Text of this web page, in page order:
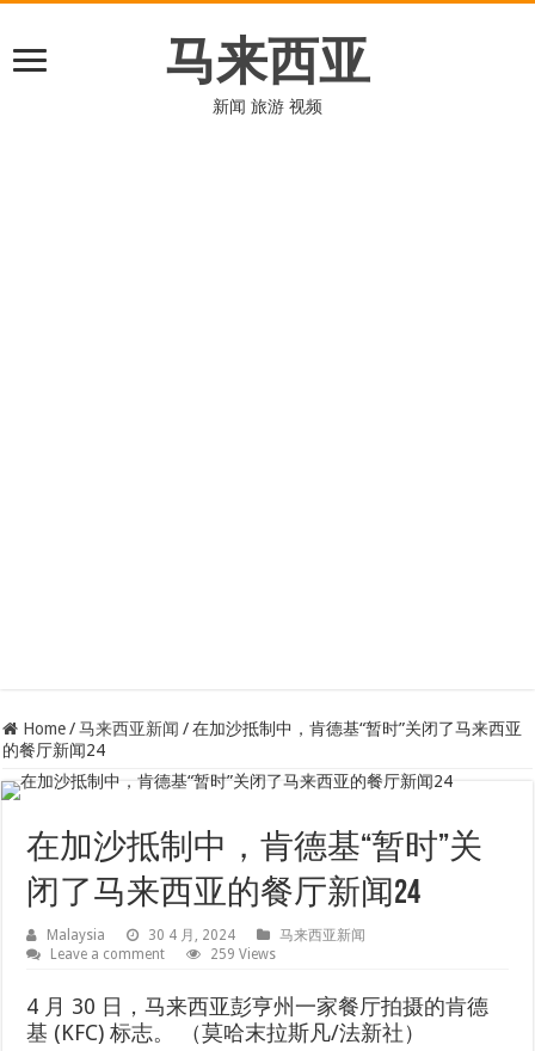
马来西亚
新闻 旅游 视频
Home / 马来西亚新闻 / 在加沙抵制中，肯德基“暂时”关闭了马来西亚
的餐厅新闻24
在加沙抵制中，肯德基“暂时”关
闭了马来西亚的餐厅新闻24
Malaysia 30 4 月, 2024
马来西亚新闻
Leave a comment
259 Views
4 月 30 日，马来西亚彭亨州一家餐厅拍摄的肯德
基 (KFC) 标志。 （莫哈末拉斯凡/法新社）